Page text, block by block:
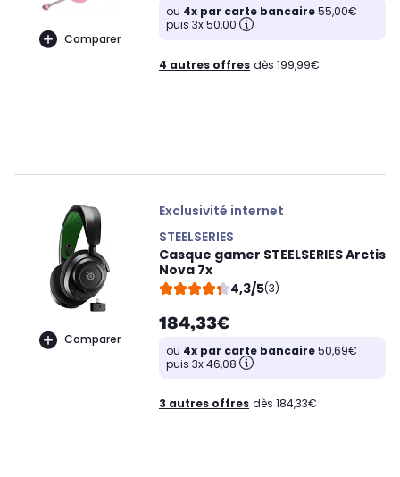
Comparer
ou 4x par carte bancaire55,00€
puis 3x 50,00
4 autres offres dès 199,99€
Comparer
Exclusivité internet
STEELSERIES
Casque gamer STEELSERIES Arctis
Nova 7x
4,3/5(3)
184,33€
ou 4x par carte bancaire50,69€
puis 3x 46,08
3 autres offres dès 184,33€